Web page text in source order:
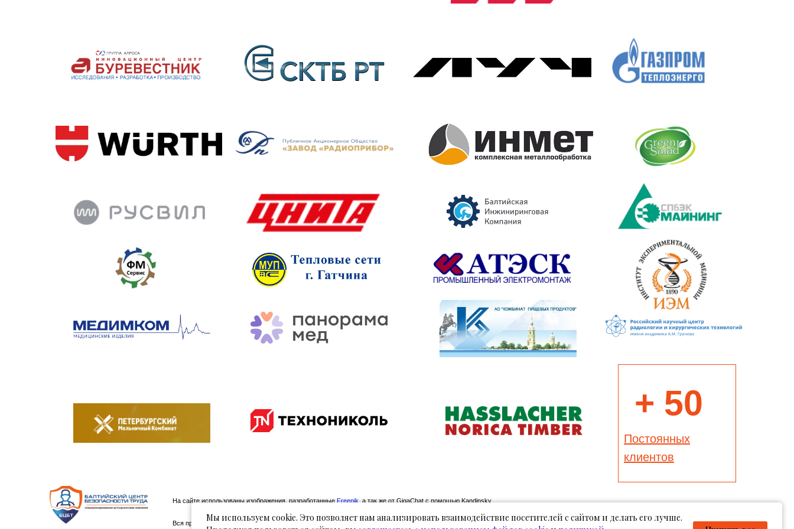
Вся представленная на сайте информация, касающаяся технических характеристик, наличия на складе, стоимости товаров, носит информационный характер и ни при каких условиях не
+ 50
Постоянных
клиентов
На сайте использованы изображения, разработанныеFreepik, а так же от GigaChat с помощью Kandinsky.
Мы используем cookie. Это позволяет нам анализировать взаимодействие посетителей с сайтом и делать его лучше.